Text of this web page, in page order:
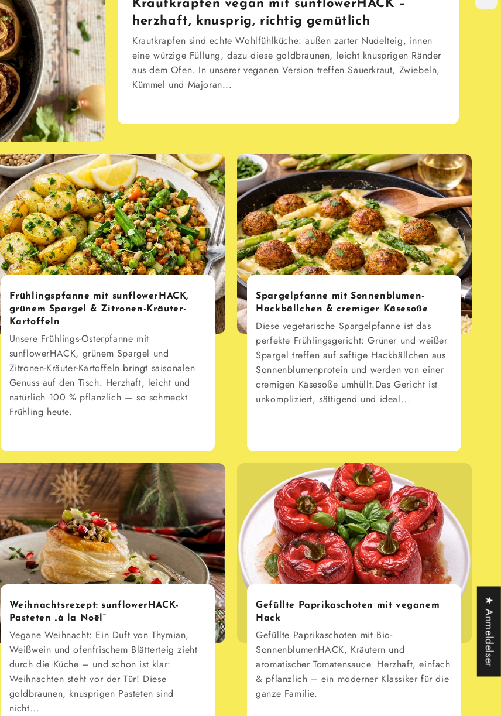
Krautkrapfen vegan mit sunflowerHACK –
herzhaft, knusprig, richtig gemütlich
Krautkrapfen sind echte Wohlfühlküche: außen zarter Nudelteig, innen
eine würzige Füllung, dazu diese goldbraunen, leicht knusprigen Ränder
aus dem Ofen. In unserer veganen Version treffen Sauerkraut, Zwiebeln,
Kümmel und Majoran...
Frühlingspfanne mit sunflowerHACK,
grünem Spargel & Zitronen-Kräuter-
Kartoffeln
Unsere Frühlings-Osterpfanne mit
sunflowerHACK, grünem Spargel und
Zitronen-Kräuter-Kartoffeln bringt saisonalen
Genuss auf den Tisch. Herzhaft, leicht und
natürlich 100 % pflanzlich — so schmeckt
Frühling heute.
Spargelpfanne mit Sonnenblumen-
Hackbällchen & cremiger Käsesoße
Diese vegetarische Spargelpfanne ist das
perfekte Frühlingsgericht: Grüner und weißer
Spargel treffen auf saftige Hackbällchen aus
Sonnenblumenprotein und werden von einer
cremigen Käsesoße umhüllt.Das Gericht ist
unkompliziert, sättigend und ideal...
Weihnachtsrezept: sunflowerHACK-
Pasteten „à la Noël“
Vegane Weihnacht: Ein Duft von Thymian,
Weißwein und ofenfrischem Blätterteig zieht
durch die Küche – und schon ist klar:
Weihnachten steht vor der Tür! Diese
goldbraunen, knusprigen Pasteten sind
nicht...
Gefüllte Paprikaschoten mit veganem
Hack
Gefüllte Paprikaschoten mit Bio-
SonnenblumenHACK, Kräutern und
aromatischer Tomatensauce. Herzhaft, einfach
& pflanzlich – ein moderner Klassiker für die
ganze Familie.
★ Anmeldelser